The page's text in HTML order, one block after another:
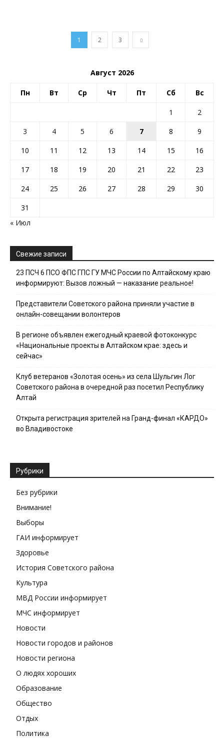
1 2 3
Август 2026
Пн Вт Ср Чт Пт Сб Вс
1
2
3
4 5 6 7 8
9
10
11 12 13 14 15
16
17
18 19 20 21 22
23
24
25 26 27 28 29
30
31
« Июл
Свежие записи
23 ПСЧ 6 ПСО ФПС ГПС ГУ МЧС России по Алтайскому краю
информируют: Вызов ложный — наказание реальное!
Представители Советского района приняли участие в
онлайн-совещании волонтеров
В регионе объявлен ежегодный краевой фотоконкурс
«Национальные проекты в Алтайском крае: здесь и
сейчас»
Клуб ветеранов «Золотая осень» из села Шульгин Лог
Советского района в очередной раз посетил Республику
Алтай
Открыта регистрация зрителей на Гранд-финал «КАРДО»
во Владивостоке
Рубрики
Без рубрики
Внимание!
Выборы
ГАИ информирует
Здоровье
История Советского района
Культура
МВД России информирует
МЧС информирует
Новости
Новости городов и районов
Новости региона
О людях хороших
Образование
Общество
Отдых
Политика